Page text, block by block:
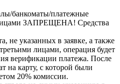
банкоматы/платежные
ЗАПРЕЩЕНА! Средства
не указанных в заявке, а также
лицами, операция будет
верификации платежа. После
на карту, с которой были
20% комиссии.